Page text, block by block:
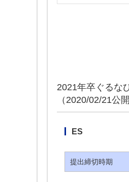
2021年卒ぐるな
（2020/02/21公
ES
提出締切時期